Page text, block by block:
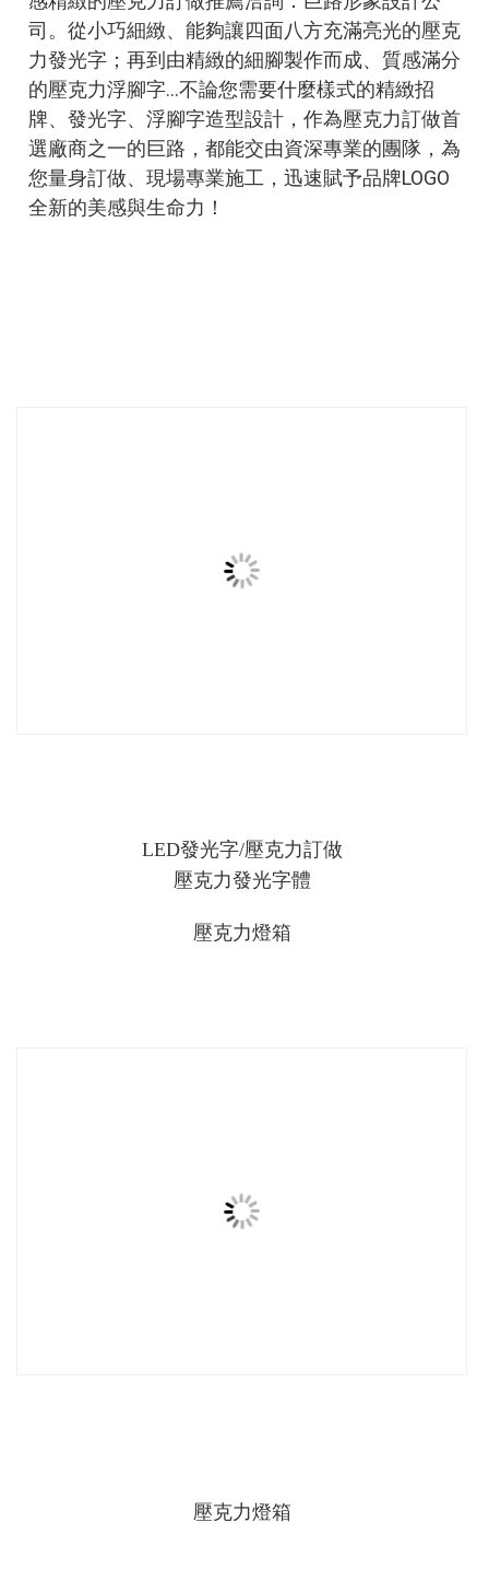
司。從小巧細緻、能夠讓四面八方充滿亮光的壓克
力發光字；再到由精緻的細腳製作而成、質感滿分
的壓克力浮腳字…不論您需要什麼樣式的精緻招
牌、發光字、浮腳字造型設計，作為壓克力訂做首
選廠商之一的巨路，都能交由資深專業的團隊，為
您量身訂做、現場專業施工，迅速賦予品牌LOGO
全新的美感與生命力！
LED發光字/壓克力訂做
壓克力發光字體
壓克力燈箱
壓克力燈箱